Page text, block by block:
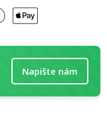
Napište nám